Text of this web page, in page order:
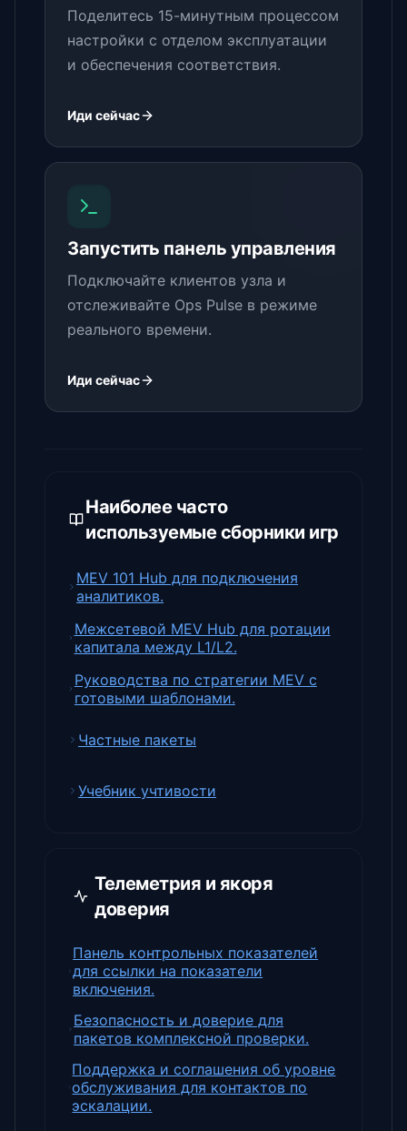
Поделитесь 15-минутным процессом
настройки с отделом эксплуатации
и обеспечения соответствия.
Иди сейчас
Запустить панель управления
Подключайте клиентов узла и
отслеживайте Ops Pulse в режиме
реального времени.
Иди сейчас
Наиболее часто
используемые сборники игр
MEV 101 Hub для подключения
аналитиков.
Межсетевой MEV Hub для ротации
капитала между L1/L2.
Руководства по стратегии MEV с
готовыми шаблонами.
Частные пакеты
Учебник учтивости
Телеметрия и якоря
доверия
Панель контрольных показателей
для ссылки на показатели
включения.
Безопасность и доверие для
пакетов комплексной проверки.
Поддержка и соглашения об уровне
обслуживания для контактов по
эскалации.